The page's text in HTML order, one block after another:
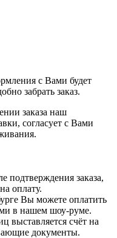
с Вами будет
забрать заказ.
заказа наш
согласует с Вами
подтверждения заказа,
оплату.
Вы можете оплатить
в нашем шоу-руме.
выставляется счёт на
документы.